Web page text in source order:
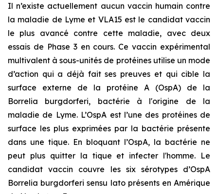
Il n’existe actuellement aucun vaccin humain contre
la maladie de Lyme et VLA15 est le candidat vaccin
le plus avancé contre cette maladie, avec deux
essais de Phase 3 en cours. Ce vaccin expérimental
multivalent à sous-unités de protéines utilise un mode
d’action qui a déjà fait ses preuves et qui cible la
surface externe de la protéine A (OspA) de la
Borrelia burgdorferi, bactérie à l'origine de la
maladie de Lyme. L’OspA est l’une des protéines de
surface les plus exprimées par la bactérie présente
dans une tique. En bloquant l’OspA, la bactérie ne
peut plus quitter la tique et infecter l'homme. Le
candidat vaccin couvre les six sérotypes d’OspA
Borrelia burgdorferi sensu lato présents en Amérique